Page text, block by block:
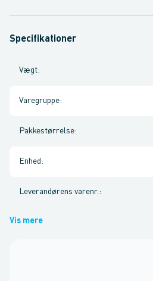
Specifikationer
Vægt:
Varegruppe:
Pakkestørrelse:
Enhed :
Leverandørens varenr. :
Vis mere